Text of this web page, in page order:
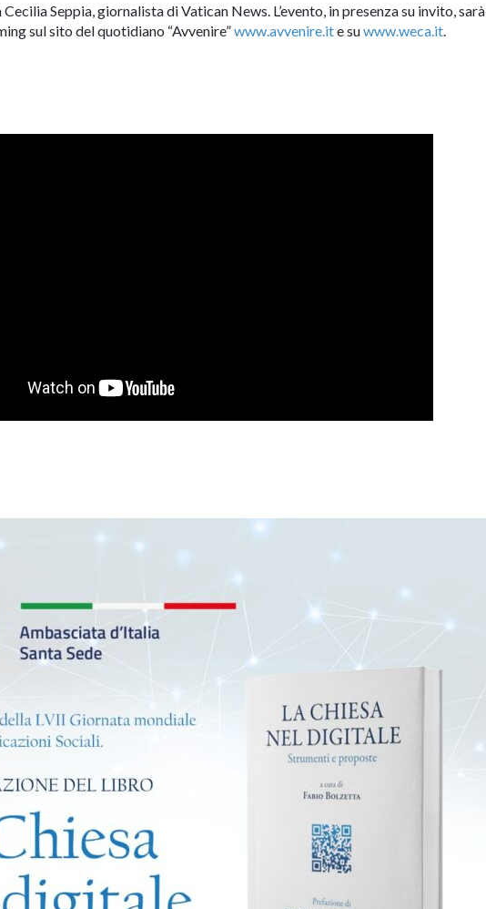
Seppia, giornalista di Vatican News. L’evento, in presenza su invito, sarà
sul sito del quotidiano “Avvenire”www.avvenire.ite suwww.weca.it